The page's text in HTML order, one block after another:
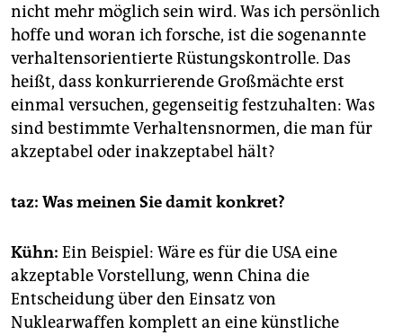
nicht mehr möglich sein wird. Was ich persönlich
hoffe und woran ich forsche, ist die sogenannte
verhaltensorientierte Rüstungskontrolle. Das
heißt, dass konkurrierende Großmächte erst
einmal versuchen, gegenseitig festzuhalten: Was
sind bestimmte Verhaltensnormen, die man für
akzeptabel oder inakzeptabel hält?
taz: Was meinen Sie damit konkret?
Kühn: Ein Beispiel: Wäre es für die USA eine
akzeptable Vorstellung, wenn China die
Entscheidung über den Einsatz von
Nuklearwaffen komplett an eine künstliche